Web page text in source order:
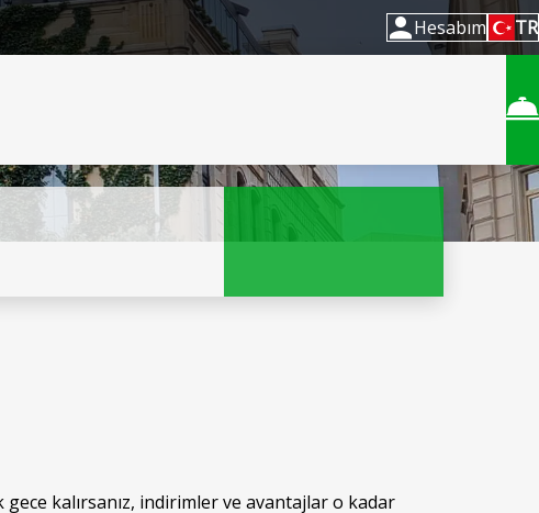
Hesabım TR
kalırsanız, indirimler ve avantajlar o kadar